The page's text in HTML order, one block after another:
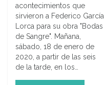
acontecimientos que
sirvieron a Federico García
Lorca para su obra "Bodas
de Sangre". Mañana,
sábado, 18 de enero de
2020, a partir de las seis
de la tarde, en los…